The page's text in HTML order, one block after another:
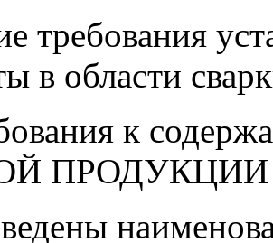
требования
в области
к
ПРОДУКЦИИ